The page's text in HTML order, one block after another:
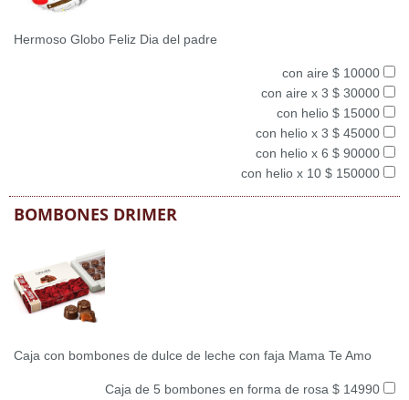
Hermoso Globo Feliz Dia del padre
con aire $ 10000
con aire x 3 $ 30000
con helio $ 15000
con helio x 3 $ 45000
con helio x 6 $ 90000
con helio x 10 $ 150000
BOMBONES DRIMER
Caja con bombones de dulce de leche con faja Mama Te Amo
Caja de 5 bombones en forma de rosa $ 14990